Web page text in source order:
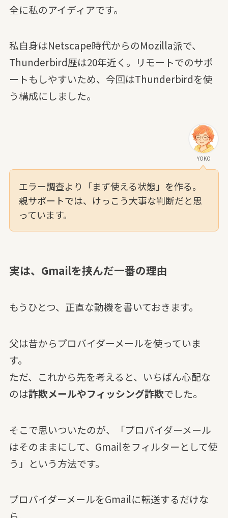
全に私のアイディアです。
私自身はNetscape時代からのMozilla派で、
Thunderbird歴は20年近く。リモートでのサポ
ートもしやすいため、今回はThunderbirdを使
う構成にしました。
YOKO
エラー調査より「まず使える状態」を作る。
親サポートでは、けっこう大事な判断だと思
っています。
実は、Gmailを挟んだ一番の理由
もうひとつ、正直な動機を書いておきます。
父は昔からプロバイダーメールを使っていま
す。
ただ、これから先を考えると、いちばん心配な
のは詐欺メールやフィッシング詐欺でした。
そこで思いついたのが、「プロバイダーメール
はそのままにして、Gmailをフィルターとして使
う」という方法です。
プロバイダーメールをGmailに転送するだけな